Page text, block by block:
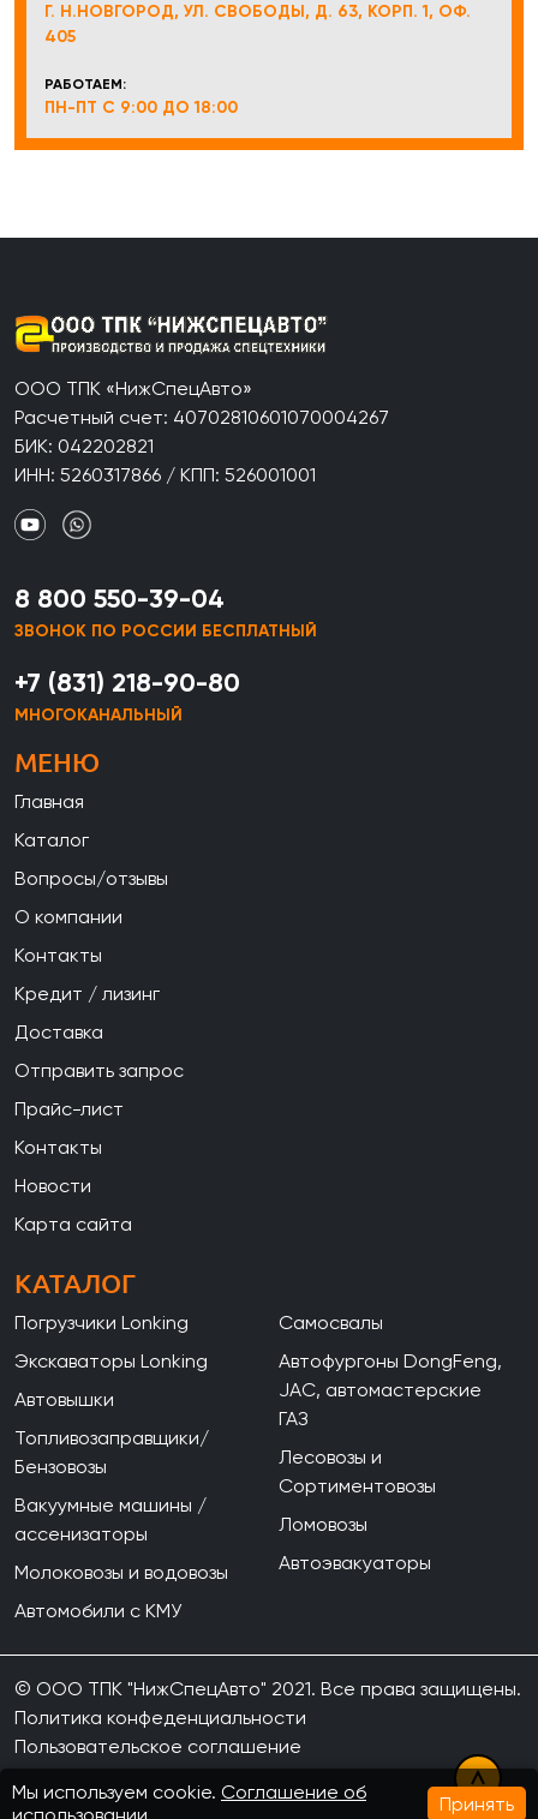
Г. Н.НОВГОРОД, УЛ. СВОБОДЫ, Д. 63, КОРП. 1, ОФ.
405
РАБОТАЕМ:
ПН-ПТ С 9:00 ДО 18:00
ООО ТПК «НижСпецАвто»
Расчетный счет: 40702810601070004267
БИК: 042202821
ИНН: 5260317866 / КПП: 526001001
8 800 550-39-04
ЗВОНОК ПО РОССИИ БЕСПЛАТНЫЙ
+7 (831) 218-90-80
МНОГОКАНАЛЬНЫЙ
МЕНЮ
Главная
Каталог
Вопросы/отзывы
О компании
Контакты
Кредит / лизинг
Доставка
Отправить запрос
Прайс-лист
Контакты
Новости
Карта сайта
КАТАЛОГ
Погрузчики Lonking
Экскаваторы Lonking
Автовышки
Топливозаправщики/
Бензовозы
Вакуумные машины /
ассенизаторы
Молоковозы и водовозы
Автомобили с КМУ
Самосвалы
Автофургоны DongFeng,
JAC, автомастерские
ГАЗ
Лесовозы и
Сортиментовозы
Ломовозы
Автоэвакуаторы
© ООО ТПК "НижСпецАвто" 2021. Все права защищены.
Политика конфеденциальности
Пользовательское соглашение
Мы используем cookie. Соглашение об
Принять